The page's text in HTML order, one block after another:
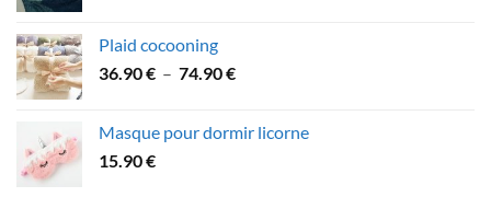
à
Plaid cocooning
36.90€ – 74.90€Plage
36.90 €
Masque pour dormir licorne
15.90€